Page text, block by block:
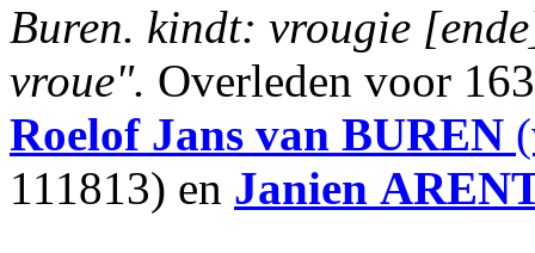
Buren. kindt: vrougie
vroue". Overleden voor
Roelof Jans van BUREN
111813) en Janien